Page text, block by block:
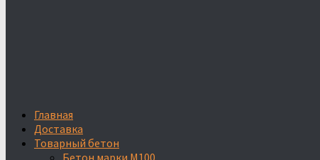
Главная
Доставка
Товарный бетон
Бетон марки М100